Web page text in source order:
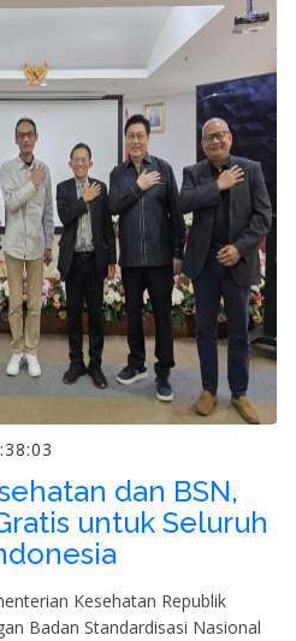
dan BSN,
untuk Seluruh
Kesehatan Republik
Badan Standardisasi Nasional